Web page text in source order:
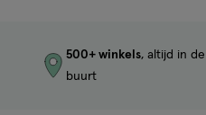
500+ winkels, altijd in de
buurt